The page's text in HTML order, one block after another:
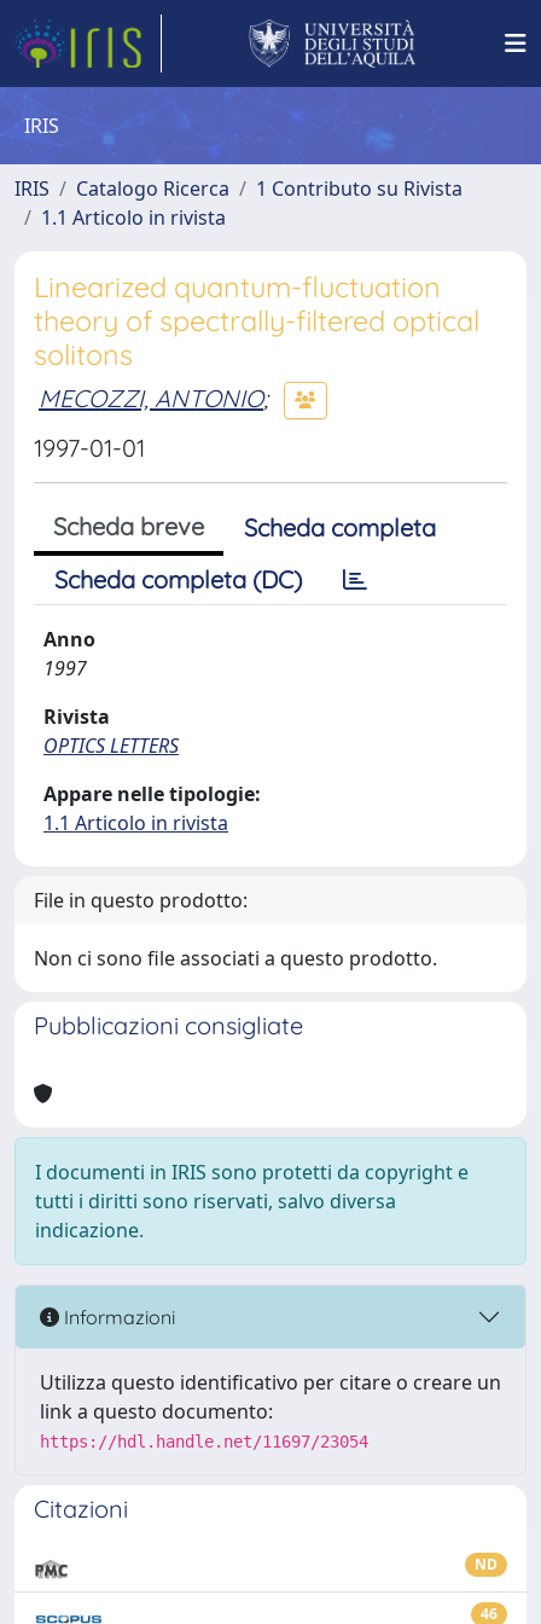
IRIS
IRIS Catalogo Ricerca
1 Contributo su Rivista
1.1 Articolo in rivista
Linearized quantum-fluctuation
theory of spectrally-filtered optical
solitons
MECOZZI, ANTONIO;
1997-01-01
Scheda breve
Scheda completa
Scheda completa (DC)
Anno
1997
Rivista
OPTICS LETTERS
Appare nelle tipologie:
1.1 Articolo in rivista
File in questo prodotto:
Non ci sono file associati a questo prodotto.
Pubblicazioni consigliate
I documenti in IRIS sono protetti da copyright e
tutti i diritti sono riservati, salvo diversa
indicazione.
Informazioni
Utilizza questo identificativo per citare o creare un
link a questo documento:
https://hdl.handle.net/11697/23054
Citazioni
ND
46